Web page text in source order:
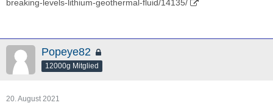
breaking-levels-lithium-geothermal-fluid/14135/
Popeye82
12000g Mitglied
20. August 2021